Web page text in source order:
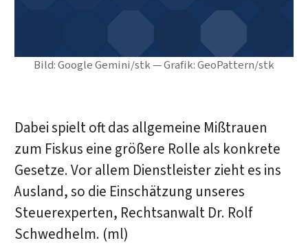
Bild: Google Gemini/stk — Grafik: GeoPattern/stk
Dabei spielt oft das allgemeine Mißtrauen
zum Fiskus eine größere Rolle als konkrete
Gesetze. Vor allem Dienstleister zieht es ins
Ausland, so die Einschätzung unseres
Steuerexperten, Rechtsanwalt Dr. Rolf
Schwedhelm. (ml)